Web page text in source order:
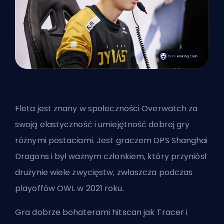
Fleta jest znany w społeczności Overwatch za
swoją elastyczność i umiejętność dobrej gry
różnymi postaciami. Jest graczem DPS Shanghai
Dragons i był ważnym członkiem, który przyniósł
drużynie wiele zwycięstw, zwłaszcza podczas
playoffów OWL w 2021 roku.
Gra dobrze bohaterami hitscan jak Tracer i